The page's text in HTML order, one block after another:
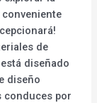
de
diseñado
diseño
conduces por